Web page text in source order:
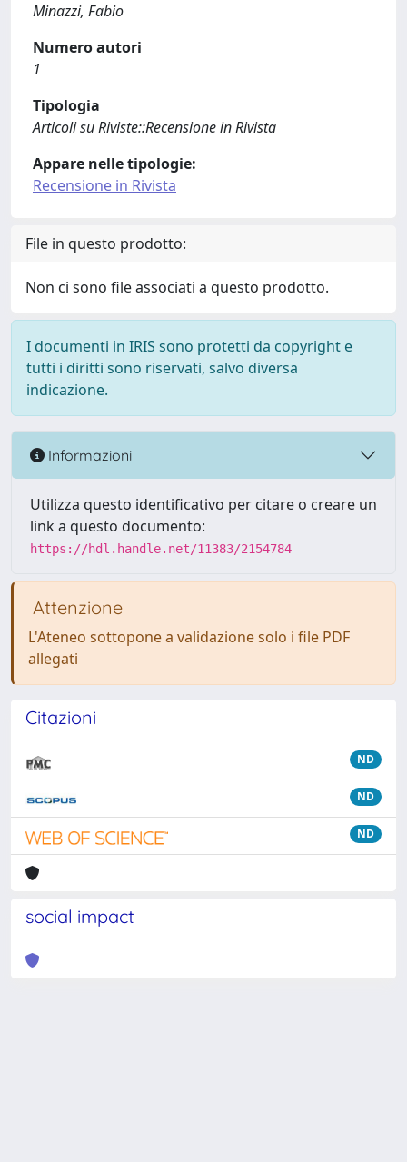
Minazzi, Fabio
Numero autori
1
Tipologia
Articoli su Riviste::Recensione in Rivista
Appare nelle tipologie:
Recensione in Rivista
File in questo prodotto:
Non ci sono file associati a questo prodotto.
I documenti in IRIS sono protetti da copyright e
tutti i diritti sono riservati, salvo diversa
indicazione.
Informazioni
Utilizza questo identificativo per citare o creare un
link a questo documento:
https://hdl.handle.net/11383/2154784
Attenzione
L'Ateneo sottopone a validazione solo i file PDF
allegati
Citazioni
ND
ND
ND
social impact